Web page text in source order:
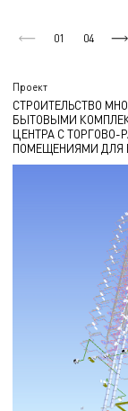
01 04
Проект
СТРОИТЕЛЬСТВО
БЫТОВЫМИ
ЦЕНТРА С
ПОМЕЩЕНИЯМИ ДЛЯ